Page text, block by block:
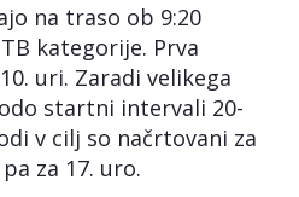
na traso ob 9:20
kategorije. Prva
uri. Zaradi velikega
startni intervali 20-
v cilj so načrtovani za
za 17. uro.